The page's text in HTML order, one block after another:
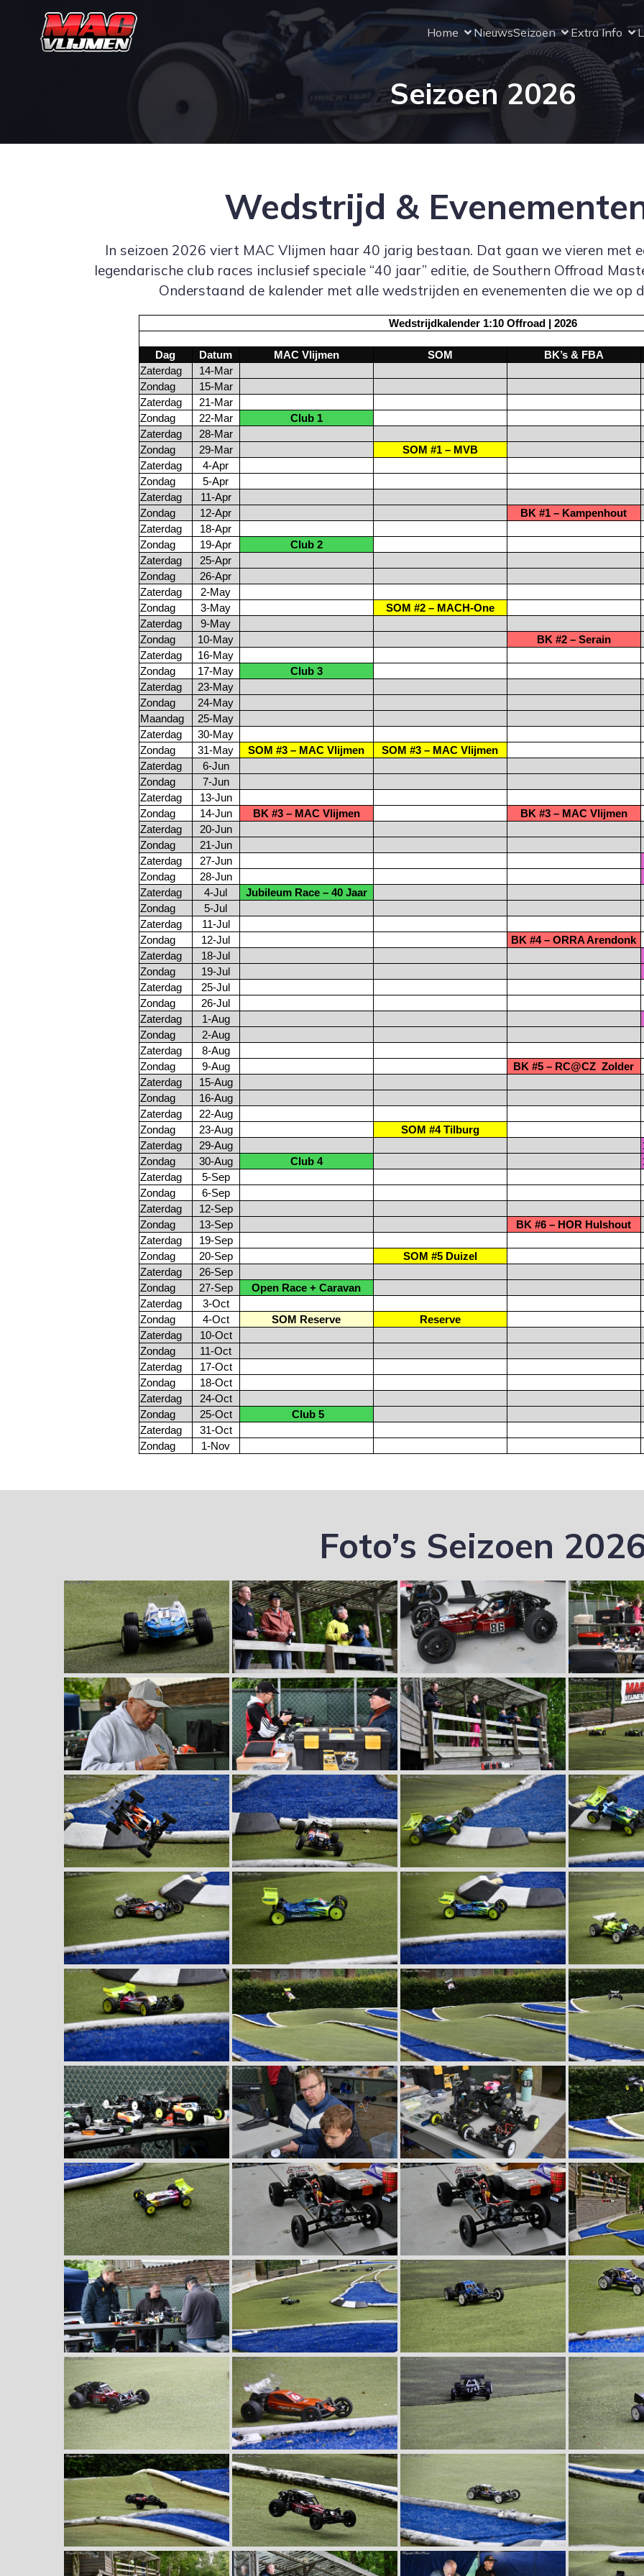
Home NieuwsSeizoen Extra Info
Seizoen 2026
Wedstrijd &
In seizoen 2026 viert MAC Vlijmen haar 40 jarig bestaan. Dat gaan we vieren met
legendarische club races inclusief speciale “40 jaar” editie, de Southern Offroad
Onderstaand de kalender met alle wedstrijden en evenementen die we op
Wedstrijdkalender 1:10 Offroad | 2026
Dag Datum MAC Vlijmen SOM
BK’s & FBA
Zaterdag
14-Mar
Zondag
15-Mar
Zaterdag
21-Mar
Zondag
22-Mar
Club 1
Zaterdag
28-Mar
Zondag
29-Mar
SOM #1 – MVB
Zaterdag
4-Apr
Zondag
5-Apr
Zaterdag
11-Apr
Zondag
12-Apr
BK #1 – Kampenhout
Zaterdag
18-Apr
Zondag
19-Apr
Club 2
Zaterdag
25-Apr
Zondag
26-Apr
Zaterdag
2-May
Zondag
3-May
SOM #2 – MACH-One
Zaterdag
9-May
Zondag
10-May
BK #2 – Serain
Zaterdag
16-May
Zondag
17-May
Club 3
Zaterdag
23-May
Zondag
24-May
Maandag
25-May
Zaterdag
30-May
Zondag
31-May SOM #3 – MAC Vlijmen
SOM #3 – MAC Vlijmen
Zaterdag
6-Jun
Zondag
7-Jun
Zaterdag
13-Jun
Zondag
14-Jun BK #3 – MAC Vlijmen
BK #3 – MAC Vlijmen
Zaterdag
20-Jun
Zondag
21-Jun
Zaterdag
27-Jun
Zondag
28-Jun
Zaterdag
4-Jul
Jubileum Race – 40 Jaar
Zondag
5-Jul
Zaterdag
11-Jul
Zondag
12-Jul
BK #4 – ORRA Arendonk
Zaterdag
18-Jul
Zondag
19-Jul
Zaterdag
25-Jul
Zondag
26-Jul
Zaterdag
1-Aug
Zondag
2-Aug
Zaterdag
8-Aug
Zondag
9-Aug BK #5 – RC@CZ Zolder
Zaterdag
15-Aug
Zondag
16-Aug
Zaterdag
22-Aug
Zondag
23-Aug
SOM #4 Tilburg
Zaterdag
29-Aug
Zondag
30-Aug Club 4
Zaterdag
5-Sep
Zondag
6-Sep
Zaterdag
12-Sep
Zondag
13-Sep
BK #6 – HOR Hulshout
Zaterdag
19-Sep
Zondag
20-Sep
SOM #5 Duizel
Zaterdag
26-Sep
Zondag
27-Sep
Open Race + Caravan
Zaterdag
3-Oct
Zondag
4-Oct SOM Reserve
Reserve
Zaterdag
10-Oct
Zondag
11-Oct
Zaterdag
17-Oct
Zondag
18-Oct
Zaterdag
24-Oct
Zondag
25-Oct
Club 5
Zaterdag
31-Oct
Zondag
1-Nov
Foto’s Seizoen